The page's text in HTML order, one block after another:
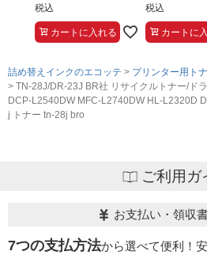
税込
カートに入れる
税込
カートに
詰め替えインクのエコッテ
プリンター用ト
TN-28J/DR-23J BR社 リサイクルトナー/ド
DCP-L2540DW MFC-L2740DW HL-L2320D
j トナー tn-28j bro
ご利用ガ
お支払い・領収
7つの支払方法から選べて便利！